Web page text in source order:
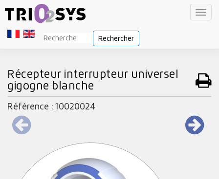
Rechercher
Récepteur interrupteur universel
gigogne blanche
Référence : 10020024